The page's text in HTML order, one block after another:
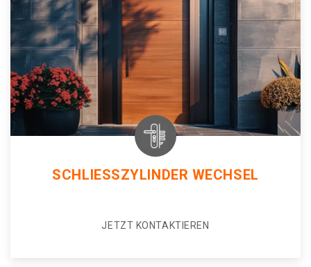
SCHLIESSZYLINDER WECHSEL
JETZT KONTAKTIEREN